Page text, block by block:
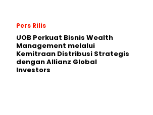
Pers Rilis
UOB Perkuat Bisnis Wealth
Management melalui
Kemitraan Distribusi Strategis
dengan Allianz Global
Investors